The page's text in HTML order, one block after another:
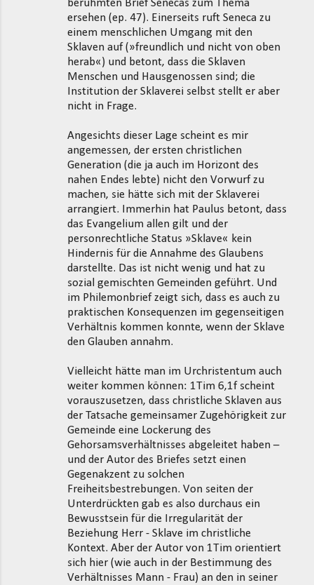
berühmten Brief Senecas zum Thema
ersehen (ep. 47). Einerseits ruft Seneca zu
einem menschlichen Umgang mit den
Sklaven auf (»freundlich und nicht von oben
herab«) und betont, dass die Sklaven
Menschen und Hausgenossen sind; die
Institution der Sklaverei selbst stellt er aber
nicht in Frage.
Angesichts dieser Lage scheint es mir
angemessen, der ersten christlichen
Generation (die ja auch im Horizont des
nahen Endes lebte) nicht den Vorwurf zu
machen, sie hätte sich mit der Sklaverei
arrangiert. Immerhin hat Paulus betont, dass
das Evangelium allen gilt und der
personrechtliche Status »Sklave« kein
Hindernis für die Annahme des Glaubens
darstellte. Das ist nicht wenig und hat zu
sozial gemischten Gemeinden geführt. Und
im Philemonbrief zeigt sich, dass es auch zu
praktischen Konsequenzen im gegenseitigen
Verhältnis kommen konnte, wenn der Sklave
den Glauben annahm.
Vielleicht hätte man im Urchristentum auch
weiter kommen können: 1Tim 6,1f scheint
vorauszusetzen, dass christliche Sklaven aus
der Tatsache gemeinsamer Zugehörigkeit zur
Gemeinde eine Lockerung des
Gehorsamsverhältnisses abgeleitet haben –
und der Autor des Briefes setzt einen
Gegenakzent zu solchen
Freiheitsbestrebungen. Von seiten der
Unterdrückten gab es also durchaus ein
Bewusstsein für die Irregularität der
Beziehung Herr - Sklave im christliche
Kontext. Aber der Autor von 1Tim orientiert
sich hier (wie auch in der Bestimmung des
Verhältnisses Mann - Frau) an den in seiner